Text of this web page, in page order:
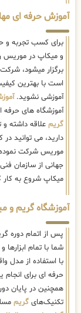
آموزش حرفه ای
برای کسب تجربه و
و میکاپ در موریس
برگزار میشود،
است با بهترین
آموزشی نشوید.
آموزشگاه های
گریم علاقه داشته
دارید، می توانید
موریس شرکت
جهانی از سازمان
میکاپ شروع به کار
آموزشگاه گریم و
پس از اتمام دوره
شما با تمام
با استفاده از مدل
حرفه ای برای
همچنین در پایان
تکنیک‌های گریم